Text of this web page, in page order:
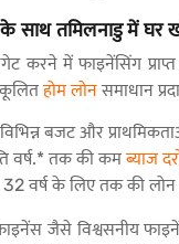
साथ तमिलनाडु में घर
करने में फाइनेंसिंग
होम लोनसमाधान
बजट और
वर्ष.* तक की कमब्याज
32 वर्ष के लिए तक की
जैसे विश्वसनीय